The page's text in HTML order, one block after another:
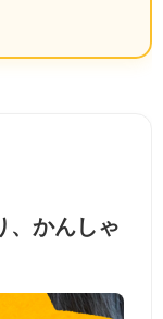
、かんしゃ